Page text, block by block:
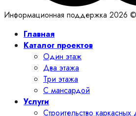
Информационная поддержка 2026 ©
Главная
Каталог проектов
Один этаж
Два этажа
Три этажа
С мансардой
Услуги
Строительство